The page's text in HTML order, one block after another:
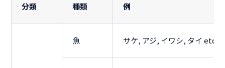
分類 種類 例
魚 サケ, アジ, イワシ, タイ etc